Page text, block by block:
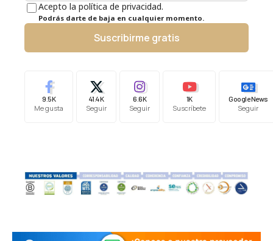
Acepto la política de privacidad.
Podrás darte de baja en cualquier momento.
Suscribirme gratis
9.5K
Me gusta
41.4K
Seguir
6.6K
Seguir
1K
Suscríbete
Google News
Seguir